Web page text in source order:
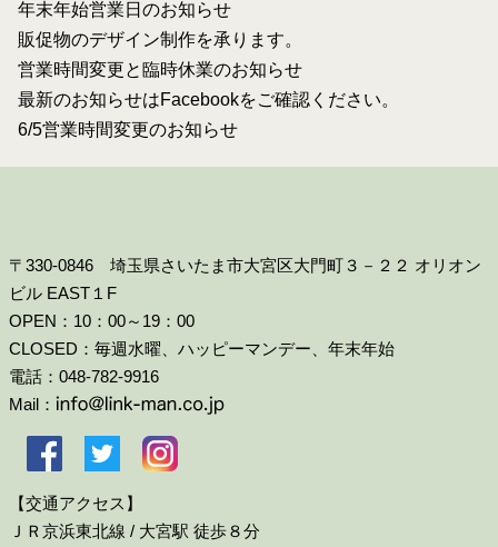
年末年始営業日のお知らせ
販促物のデザイン制作を承ります。
営業時間変更と臨時休業のお知らせ
最新のお知らせはFacebookをご確認ください。
6/5営業時間変更のお知らせ
〒330-0846 埼玉県さいたま市大宮区大門町３－２２ オリオン
ビル EAST１F
OPEN：10：00～19：00
CLOSED：毎週水曜、ハッピーマンデー、年末年始
電話：048-782-9916
Mail：
【交通アクセス】
ＪＲ京浜東北線 / 大宮駅 徒歩８分